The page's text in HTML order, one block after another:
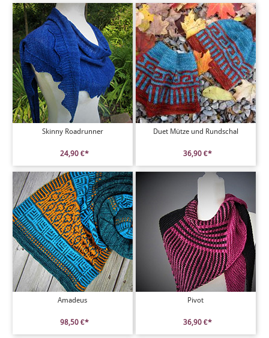
Skinny Roadrunner
24,90 €*
Duet Mütze und Rundschal
36,90 €*
Amadeus
98,50 €*
Pivot
36,90 €*